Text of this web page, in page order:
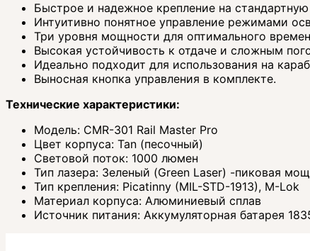
Быстрое и надежное крепление на
Интуитивно понятное управление режимами
Три уровня мощности для оптимального
Высокая устойчивость к отдаче и сложным
Идеально подходит для использования на
Выносная кнопка управления в комплекте.
Технические характеристики:
Модель: CMR-301 Rail Master Pro
Цвет корпуса: Tan (песочный)
Световой поток: 1000 люмен
Тип лазера: Зеленый (Green Laser) -пиковая
Тип крепления: Picatinny (MIL-STD-1913), M-Lok
Материал корпуса: Алюминиевый сплав
Источник питания: Аккумуляторная батарея